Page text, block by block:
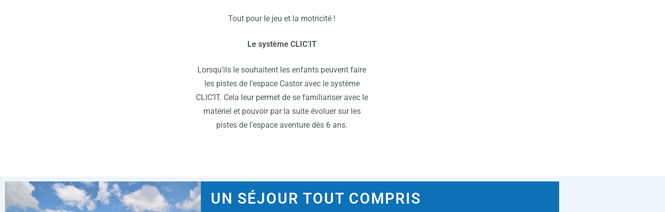
Tout pour le jeu et la motricité !
Le système CLIC’IT
Lorsqu’ils le souhaitent les enfants peuvent faire
les pistes de l’espace Castor avec le système
CLIC’IT. Cela leur permet de se familiariser avec le
matériel et pouvoir par la suite évoluer sur les
pistes de l’espace aventure dès 6 ans.
UN SÉJOUR TOUT COMPRIS